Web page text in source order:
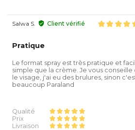
Salwa S. Client vérifié
Pratique
Le format spray est très pratique et
simple que la crème. Je vous conseille
le visage, j'ai eu des brulures, sinon
beaucoup Paraland
Qualité
Prix
Livraison